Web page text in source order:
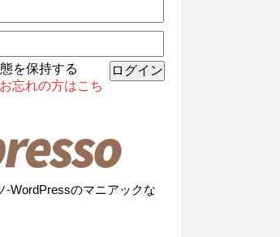
を保持する
忘れの方はこち
-WordPressのマニアックな